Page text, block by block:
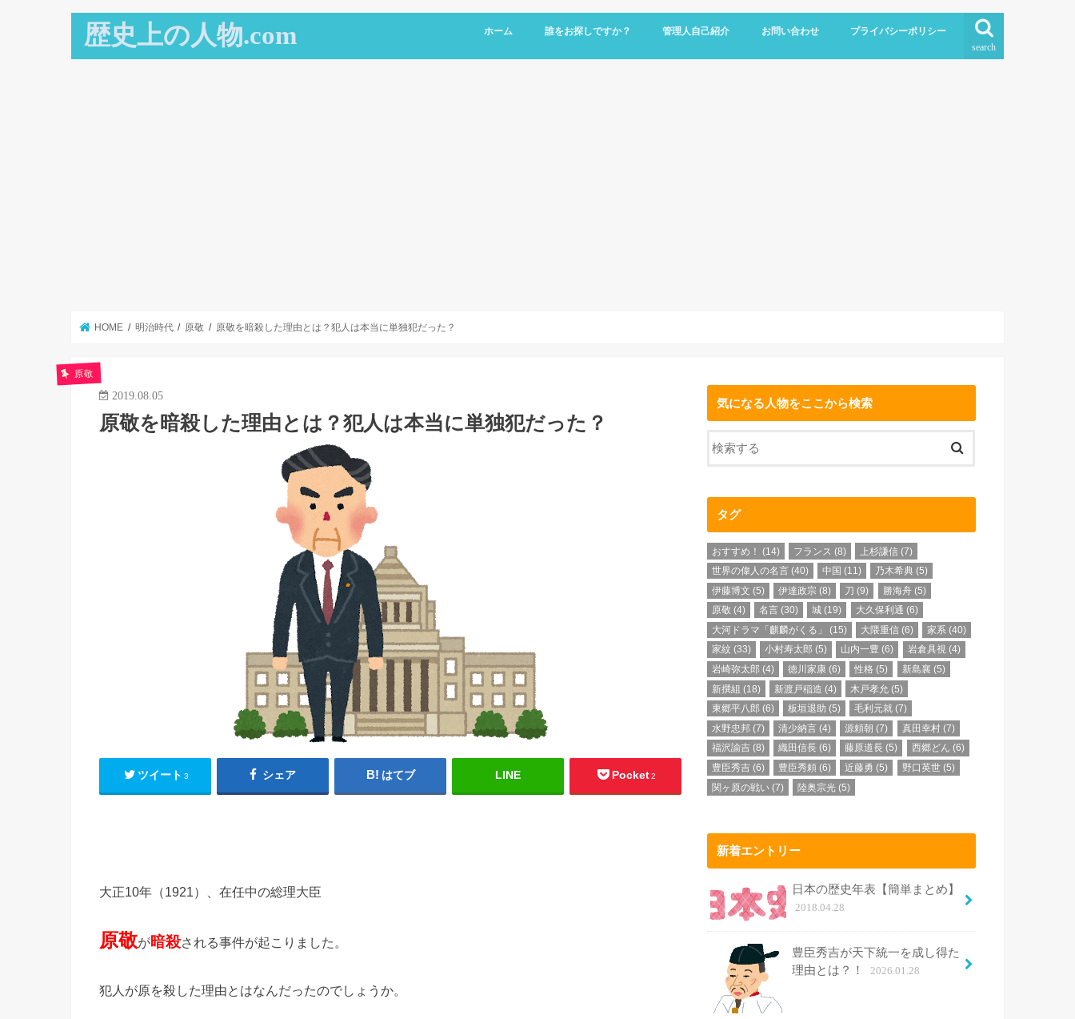
歴史上の人物.com search
ホーム 誰をお探しですか？ 管理人自己紹介 お問い合わせ プライバシーポリシー
HOME 明治時代 原敬 原敬を暗殺した理由とは？犯人は本当に単独犯だった？
原敬
2019.08.05
原敬を暗殺した理由とは？犯人は本当に単独犯だった？
ツイート 3 シェア はてブ LINE Pocket2
大正10年（1921）、在任中の総理大臣
原敬が暗殺される事件が起こりました。
犯人が原を殺した理由とはなんだったのでしょうか。
気になる人物をここから検索
タグ
おすすめ！ (14) フランス (8) 上杉謙信 (7)
世界の偉人の名言 (40) 中国 (11) 乃木希典 (5)
伊藤博文 (5) 伊達政宗 (8) 刀 (9) 勝海舟(5)
原敬 (4) 名言 (30) 城 (19) 大久保利通 (6)
大河ドラマ「麒麟がくる」
(15) 大隈重信 (6) 家系 (40)
家紋 (33) 小村寿太郎 (5) 山内一豊 (6) 岩倉具視(4)
岩崎弥太郎 (4) 徳川家康 (6) 性格 (5) 新島襄 (5)
新撰組 (18) 新渡戸稲造 (4) 木戸孝允 (5)
東郷平八郎 (6) 板垣退助 (5) 毛利元就 (7)
水野忠邦 (7) 清少納言 (4) 源頼朝 (7) 真田幸村(7)
福沢諭吉 (8) 織田信長 (6) 藤原道長 (5) 西郷どん (6)
豊臣秀吉 (6) 豊臣秀頼 (6) 近藤勇 (5) 野口英世(5)
関ヶ原の戦い (7) 陸奥宗光 (5)
新着エントリー
日本の歴史年表【簡単まとめ】
2018.04.28
豊臣秀吉が天下統一を成し得た
理由とは？！
2026.01.28